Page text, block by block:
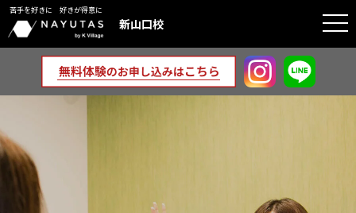
苦手を好きに 好きが得意に
新山口校